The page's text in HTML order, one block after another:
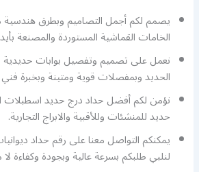
يصمم لكم أجمل التصاميم وبطرق
الخامات القماشية المستوردة والمصنعة
نعمل على تصميم وتفصيل بوابات حديدية
الحديد وبمفصلات قوية ومتينة وبخبرة فني
نؤمن لكم أفضل حداد درج حديد اسطبلات
حديد للمنشئات وللأقبية والابراج التجارية.
يمكنكم التواصل معنا على رقم حداد
لنلبي طلبكم بسرعة عالية وبجودة وكفاءة لا